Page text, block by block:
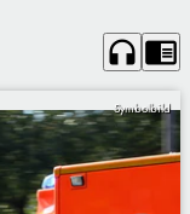
headphones chrome_reader_mode
Symbolbild